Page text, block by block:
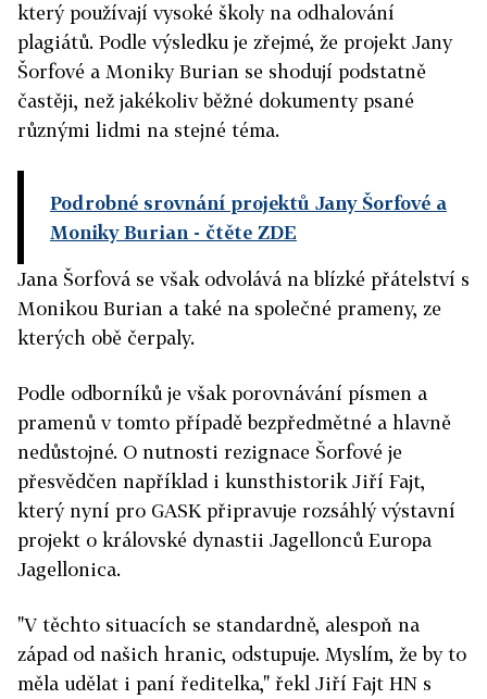
který používají vysoké školy na odhalování
plagiátů. Podle výsledku je zřejmé, že projekt Jany
Šorfové a Moniky Burian se shodují podstatně
častěji, než jakékoliv běžné dokumenty psané
různými lidmi na stejné téma.
Podrobné srovnání projektů Jany Šorfové a
Moniky Burian - čtěte ZDE
Jana Šorfová se však odvolává na blízké přátelství s
Monikou Burian a také na společné prameny, ze
kterých obě čerpaly.
Podle odborníků je však porovnávání písmen a
pramenů v tomto případě bezpředmětné a hlavně
nedůstojné. O nutnosti rezignace Šorfové je
přesvědčen například i kunsthistorik Jiří Fajt,
který nyní pro GASK připravuje rozsáhlý výstavní
projekt o královské dynastii Jagellonců Europa
Jagellonica.
"V těchto situacích se standardně, alespoň na
západ od našich hranic, odstupuje. Myslím, že by to
měla udělat i paní ředitelka," řekl Jiří Fajt HN s